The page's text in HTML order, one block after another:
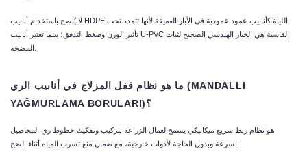
لا يُنصح باستخدام أنابيب HDPE اللينة كأنابيب عمود عمودية في الآبار العميقة لأنها تتمدد تحت
تأثير الوزن وضغط التدفق؛ بينما تعتبر أنابيب U-PVC القاسية هي الخيار الهندسي الصحيح لثبات
ما هو نظام قفل المزلاج في أنابيب الري
(MANDALLI
YAĞMURLAMA BORULARI )؟
هو نظام ربط سريع ميكانيكي يسمح لعمال الزراعة بتركيب وتفكيك خطوط ري المحاصيل